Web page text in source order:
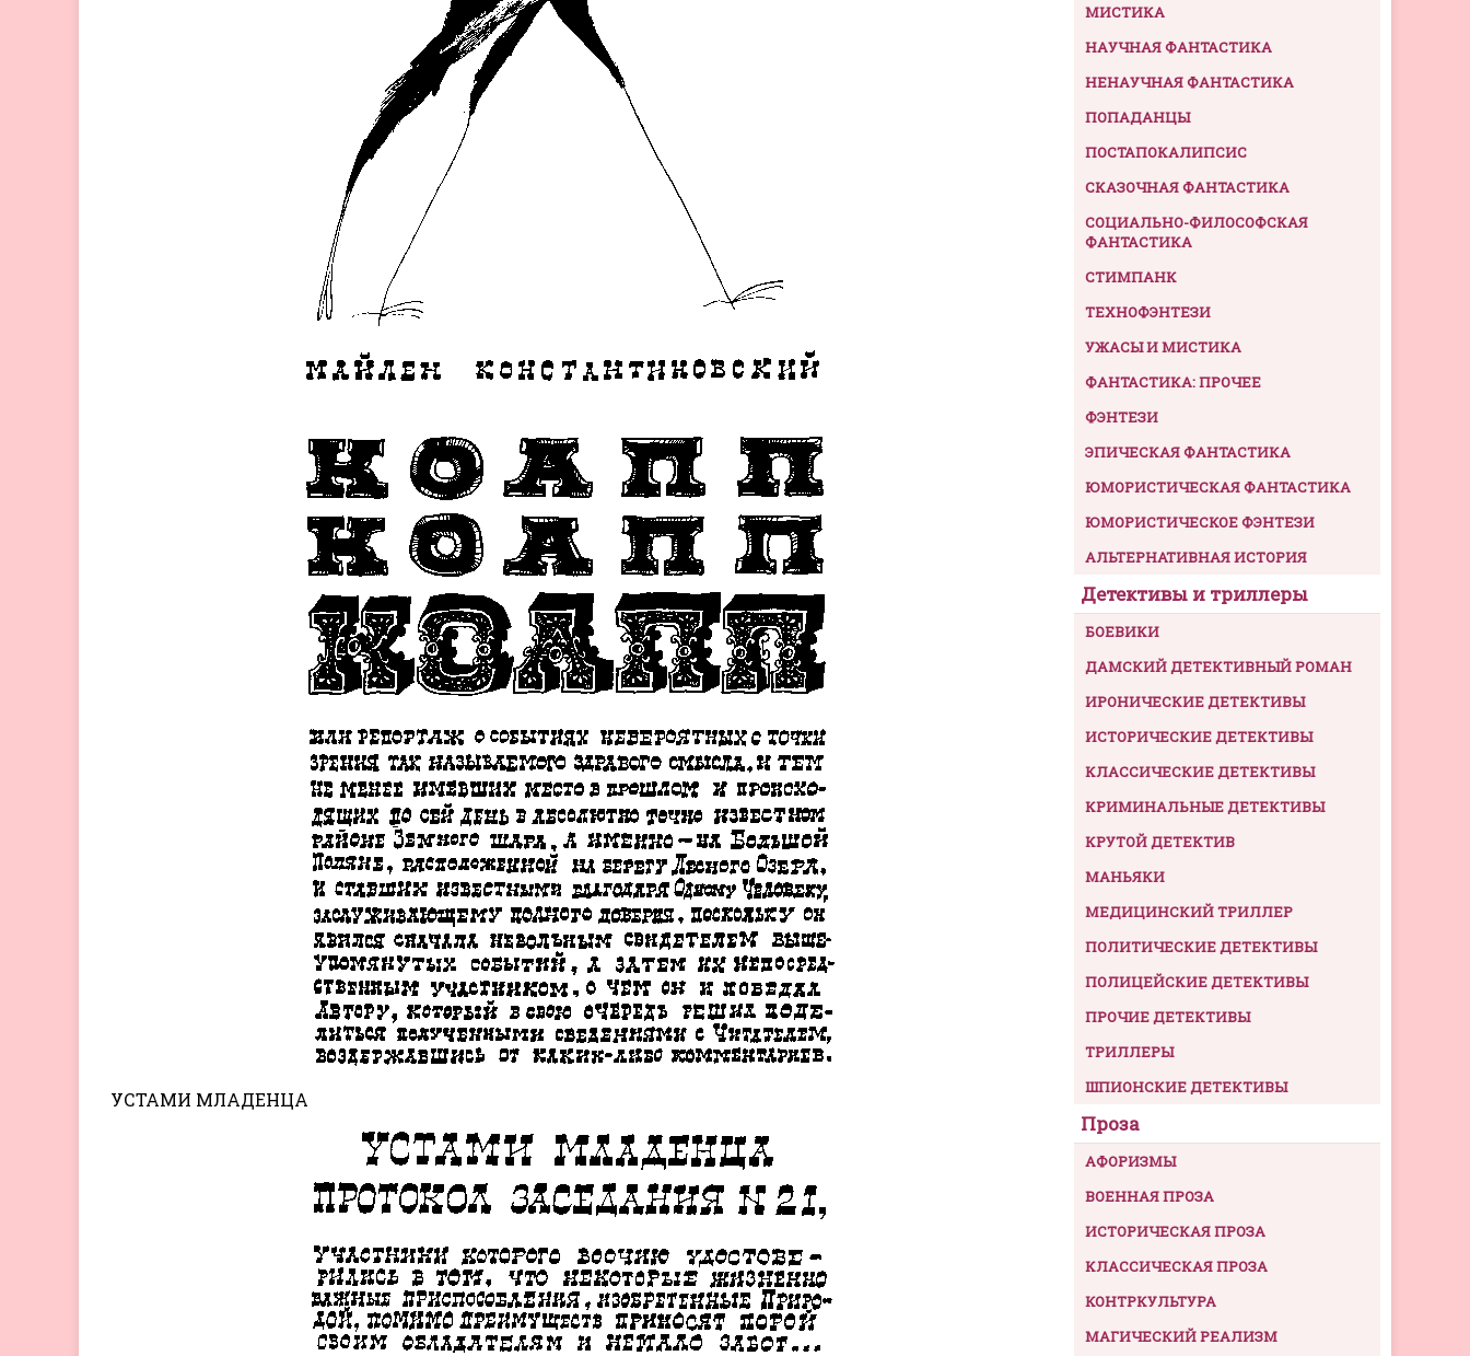
УСТАМИ МЛАДЕНЦА
МИСТИКА
НАУЧНАЯ ФАНТАСТИКА
НЕНАУЧНАЯ ФАНТАСТИКА
ПОПАДАНЦЫ
ПОСТАПОКАЛИПСИС
СКАЗОЧНАЯ ФАНТАСТИКА
СОЦИАЛЬНО-ФИЛОСОФСКАЯ
ФАНТАСТИКА
СТИМПАНК
ТЕХНОФЭНТЕЗИ
УЖАСЫ И МИСТИКА
ФАНТАСТИКА: ПРОЧЕЕ
ФЭНТЕЗИ
ЭПИЧЕСКАЯ ФАНТАСТИКА
ЮМОРИСТИЧЕСКАЯ ФАНТАСТИКА
ЮМОРИСТИЧЕСКОЕ ФЭНТЕЗИ
АЛЬТЕРНАТИВНАЯ ИСТОРИЯ
Детективы и триллеры
БОЕВИКИ
ДАМСКИЙ ДЕТЕКТИВНЫЙ РОМАН
ИРОНИЧЕСКИЕ ДЕТЕКТИВЫ
ИСТОРИЧЕСКИЕ ДЕТЕКТИВЫ
КЛАССИЧЕСКИЕ ДЕТЕКТИВЫ
КРИМИНАЛЬНЫЕ ДЕТЕКТИВЫ
КРУТОЙ ДЕТЕКТИВ
МАНЬЯКИ
МЕДИЦИНСКИЙ ТРИЛЛЕР
ПОЛИТИЧЕСКИЕ ДЕТЕКТИВЫ
ПОЛИЦЕЙСКИЕ ДЕТЕКТИВЫ
ПРОЧИЕ ДЕТЕКТИВЫ
ТРИЛЛЕРЫ
ШПИОНСКИЕ ДЕТЕКТИВЫ
Проза
АФОРИЗМЫ
ВОЕННАЯ ПРОЗА
ИСТОРИЧЕСКАЯ ПРОЗА
КЛАССИЧЕСКАЯ ПРОЗА
КОНТРКУЛЬТУРА
МАГИЧЕСКИЙ РЕАЛИЗМ